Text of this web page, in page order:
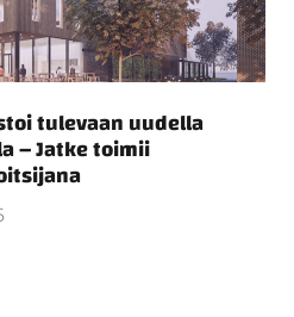
tulevaan uudella
– Jatke toimii